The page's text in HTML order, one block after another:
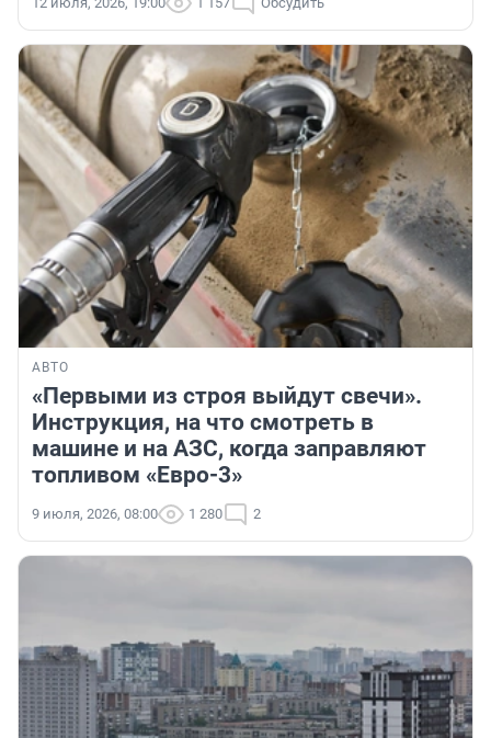
АВТО
«Первыми из строя выйдут свечи».
Инструкция, на что смотреть в
машине и на АЗС, когда заправляют
топливом «Евро-3»
9 июля, 2026, 08:00 1 280 2